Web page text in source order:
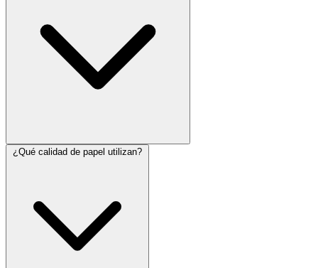
¿Qué calidad de papel utilizan?